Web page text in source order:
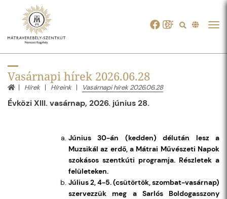
Vasárnapi hírek 2026.06.28
Hírek Híreink Vasárnapi hírek 2026.06.28
Évközi XIII. vasárnap, 2026. június 28.
Június 30-án (kedden) délután lesz a
Muzsikál az erdő, a Mátrai Művészeti Napok
szokásos szentkúti programja. Részletek a
felületeken.
Július 2, 4-5. (csütörtök, szombat-vasárnap)
szervezzük meg a Sarlós Boldogasszony